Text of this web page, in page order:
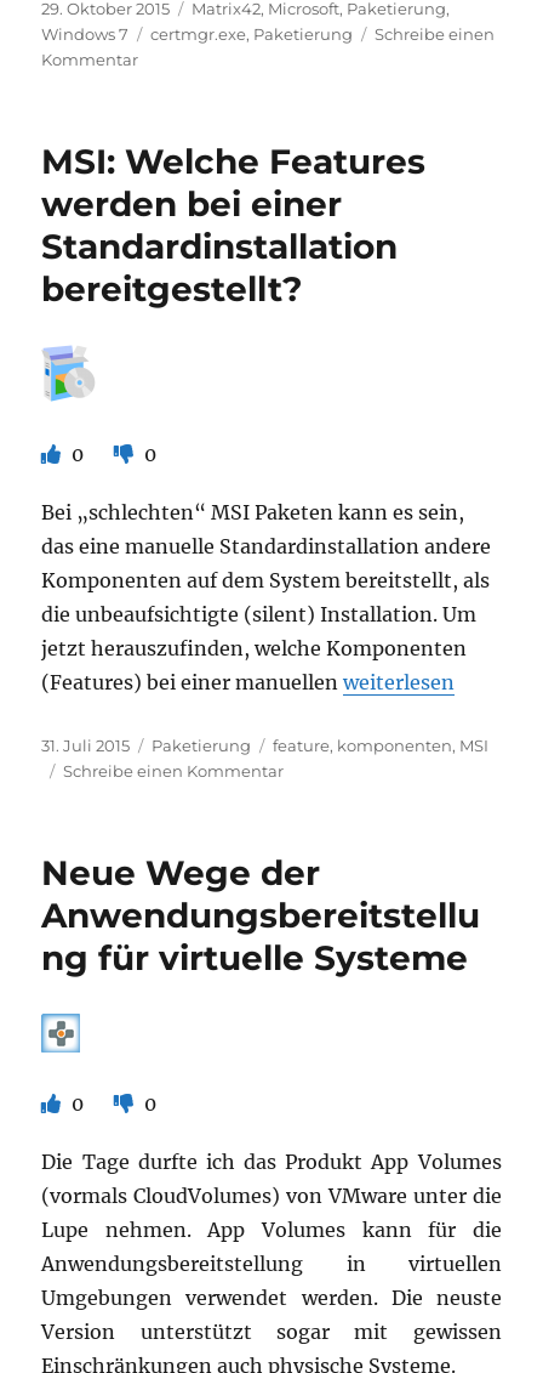
Veröffentlicht
am
29. Oktober 2015 Kategorien
Matrix42, Microsoft, Paketierung,
Windows 7
Schlagwörter
certmgr.exe, Paketierung
Schreibe einen
Kommentarzu
installieren
MSI: Welche Features
werden bei einer
Standardinstallation
bereitgestellt?
0 0
Bei „schlechten“ MSI Paketen kann es sein,
das eine manuelle Standardinstallation andere
Komponenten auf dem System bereitstellt, als
die unbeaufsichtigte (silent) Installation. Um
jetzt herauszufinden, welche Komponenten
(Features) bei einer manuellen„MSI: Welche
weiterlesen
Veröffentlicht
am
31. Juli 2015 Kategorien
Paketierung Schlagwörter
feature, komponenten, MSI
Schreibe einen Kommentarzu
werden
bei
einer
Standardinstallation
bereitgestellt?
Neue Wege der
Anwendungsbereitstellu
ng für virtuelle Systeme
0 0
Die Tage durfte ich das Produkt App Volumes
(vormals CloudVolumes) von VMware unter die
Lupe nehmen. App Volumes kann für die
Anwendungsbereitstellung in virtuellen
Umgebungen verwendet werden. Die neuste
Version unterstützt sogar mit gewissen
Einschränkungen auch physische Systeme.